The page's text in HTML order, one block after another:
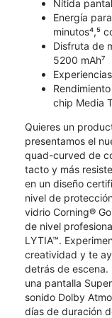
Nítida
Energía
minutos⁴,⁵
Disfruta de
5200 mAh⁷
chip Media
Quieres un
presentamos el
quad-curved de
tacto y más
en un diseño
nivel de
vidrio Corning®
de nivel
LYTIA™.
creatividad y te
detrás de escena.
una pantalla
sonido Dolby
días de duración